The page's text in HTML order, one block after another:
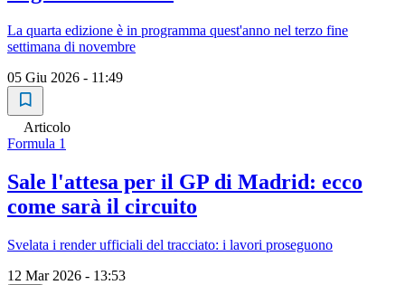
La quarta edizione è in programma quest'anno nel terzo fine
settimana di novembre
05 Giu 2026 - 11:49
Articolo
Formula 1
Sale l'attesa per il GP di Madrid: ecco
come sarà il circuito
Svelata i render ufficiali del tracciato: i lavori proseguono
12 Mar 2026 - 13:53